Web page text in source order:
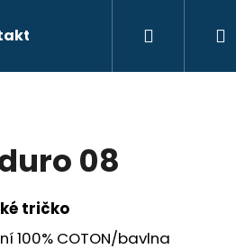
08
tričko
100% COTON/bavlna